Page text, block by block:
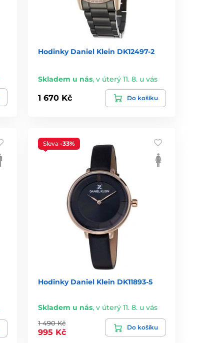
Hodinky Daniel Klein DK12497-2
Skladem u nás,v úterý 11. 8. u vás
1 670 Kč Do košíku
Sleva-33%
Hodinky Daniel Klein DK11893-5
Skladem u nás,v úterý 11. 8. u vás
1 490 Kč
995 Kč
Do košíku